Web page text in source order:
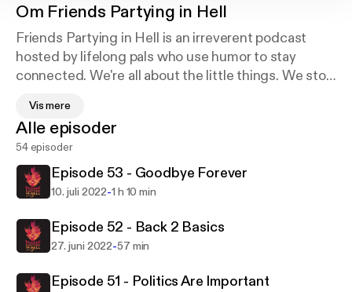
Om Friends Partying in Hell
Friends Partying in Hell is an irreverent podcast
hosted by lifelong pals who use humor to stay
connected. We're all about the little things. We stop
doing so. But why choose such a sacrilegious title
like "Friends Partying in Hell"? Simple. Because hell
is more fun with your friends. Support this podcast:
https://podcasters.spotify.com/pod/show/fpihpodc
ast/support
Vis mere
Alle episoder
54 episoder
Episode 53 - Goodbye Forever
10. juli 2022-1 h 10 min
Episode 52 - Back 2 Basics
27. juni 2022-57 min
Episode 51 - Politics Are Important